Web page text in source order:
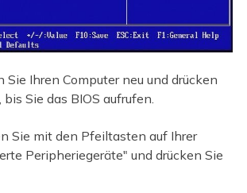
Ihren Computer neu und drücken
Sie das BIOS aufrufen.
Sie mit den Pfeiltasten auf Ihrer
Peripheriegeräte" und drücken Sie